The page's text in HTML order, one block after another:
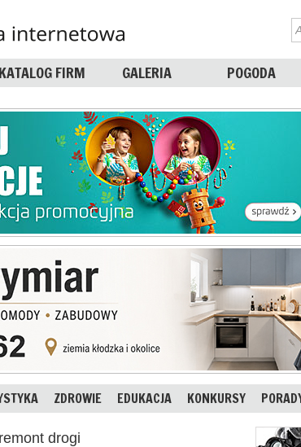
KATALOG FIRM GALERIA POGODA
ZDROWIE EDUKACJA KONKURSY
drogi